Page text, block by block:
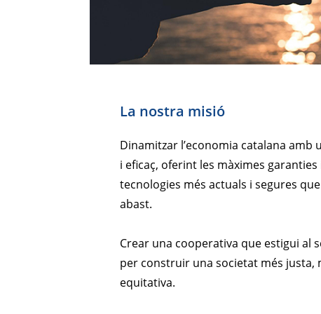
La nostra misió
Dinamitzar l’economia catalana amb
i eficaç, oferint les màximes
tecnologies més actuals i segures
abast.
Crear una cooperativa que estigui al
per construir una societat més justa,
equitativa.